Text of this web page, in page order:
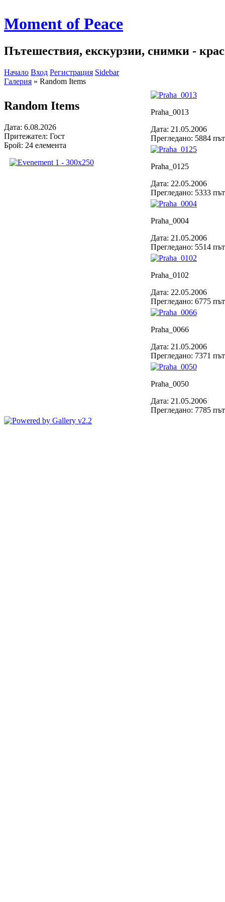
Moment of Peace
Пътешествия, екскурзии, снимки -
Начало Вход Регистрация Sidebar
Галерия » Random Items
Random Items
Дата: 6.08.2026
Притежател: Гост
Брой: 24 елемента
Praha_0013
Дата: 21.05.2006
Прегледано: 5884
Praha_0125
Дата: 22.05.2006
Прегледано: 5333
Praha_0004
Дата: 21.05.2006
Прегледано: 5514
Praha_0102
Дата: 22.05.2006
Прегледано: 6775
Praha_0066
Дата: 21.05.2006
Прегледано: 7371
Praha_0050
Дата: 21.05.2006
Прегледано: 7785